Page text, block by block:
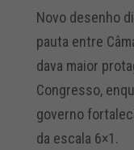
Novo desenho
pauta entre
dava maior
Congresso,
governo
da escala 6×1.